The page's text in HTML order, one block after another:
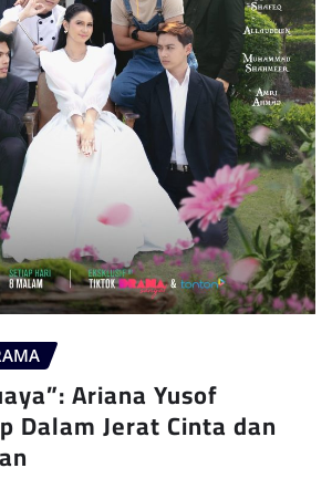
Ariana Yusof
Dalam Jerat Cinta dan